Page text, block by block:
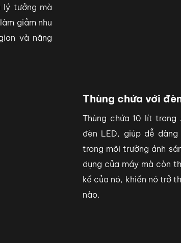
tưởng mà
giảm nhu
và năng
Thùng chứa với
Thùng chứa 10 lít trong
đèn LED, giúp dễ
trong môi trường ánh
dụng của máy mà còn
kế của nó, khiến nó trở
nào.